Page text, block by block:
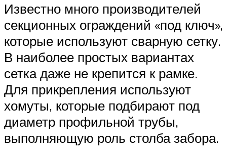
Известно много производителей
секционных ограждений «под ключ»,
которые используют сварную сетку.
В наиболее простых вариантах
сетка даже не крепится к рамке.
Для прикрепления используют
хомуты, которые подбирают под
диаметр профильной трубы,
выполняющую роль столба забора.